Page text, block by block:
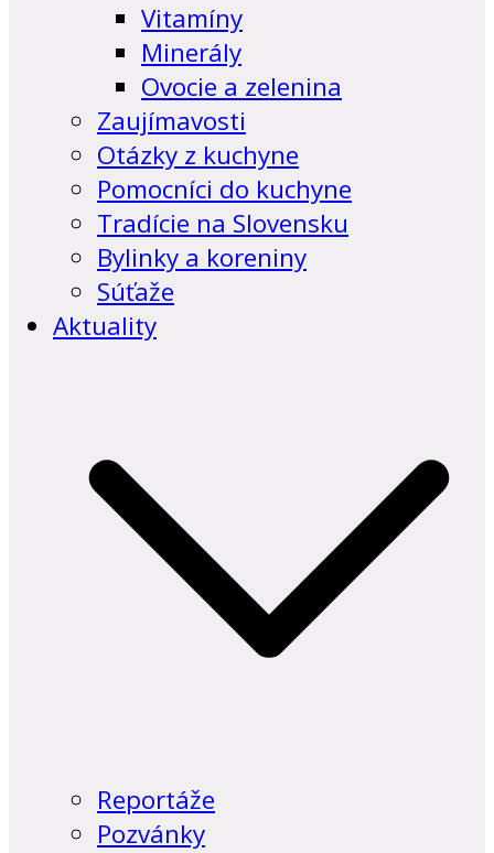
Vitamíny
Minerály
Ovocie a zelenina
Zaujímavosti
Otázky z kuchyne
Pomocníci do kuchyne
Tradície na Slovensku
Bylinky a koreniny
Súťaže
Aktuality
Reportáže
Pozvánky